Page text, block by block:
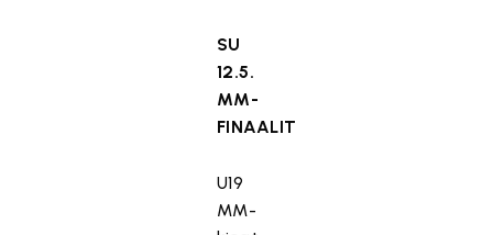
SU
12.5.
MM-
FINAALIT
U19
MM-